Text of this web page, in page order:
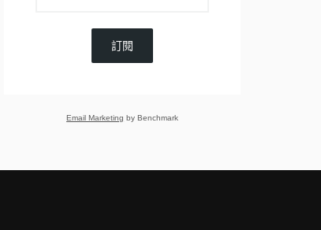
訂閱
Email Marketing by Benchmark